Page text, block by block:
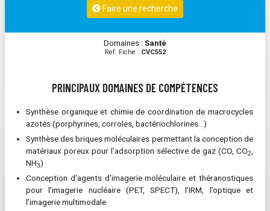
Faire une recherche
Domaines : Santé
Ref. Fiche : CVC552
PRINCIPAUX DOMAINES DE COMPÉTENCES
Synthèse organique et chimie de coordination de macrocycles
azotés (porphyrines, corroles, bactériochlorines…)
Synthèse des briques moléculaires permettant la conception de
matériaux poreux pour l’adsorption sélective de gaz (CO, CO2
NH3)
Conception d’agents d’imagerie moléculaire et théranostiques
pour l’imagerie nucléaire (PET, SPECT), l’IRM, l’optique et
l’imagerie multimodale